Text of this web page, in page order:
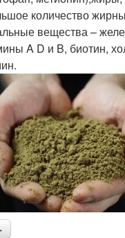
количество
вещества –
A D и B, биотин,